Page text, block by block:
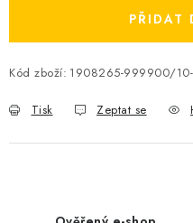
PŘIDAT
Kód zboží: 1908265-999900/10-
Tisk Zeptat se